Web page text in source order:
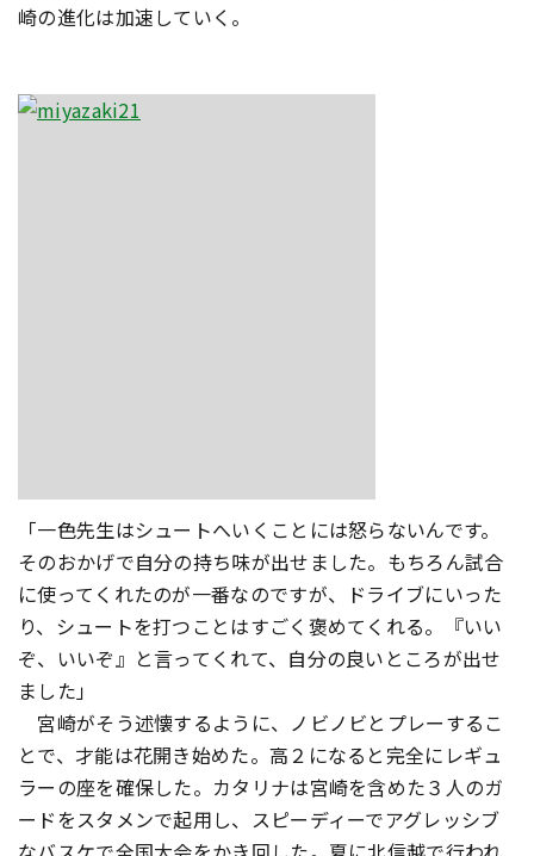
崎の進化は加速していく。
「一色先生はシュートへいくことには怒らないんです。
そのおかげで自分の持ち味が出せました。もちろん試合
に使ってくれたのが一番なのですが、ドライブにいった
り、シュートを打つことはすごく褒めてくれる。『いい
ぞ、いいぞ』と言ってくれて、自分の良いところが出せ
ました」
宮崎がそう述懐するように、ノビノビとプレーするこ
とで、才能は花開き始めた。高２になると完全にレギュ
ラーの座を確保した。カタリナは宮崎を含めた３人のガ
ードをスタメンで起用し、スピーディーでアグレッシブ